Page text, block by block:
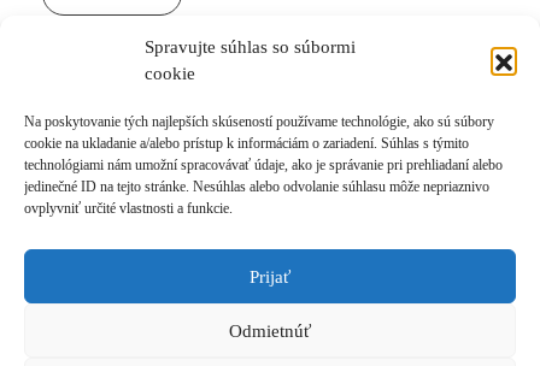
Spravujte súhlas so súbormi
cookie
Na poskytovanie tých najlepších skúseností používame technológie, ako sú súbory
cookie na ukladanie a/alebo prístup k informáciám o zariadení. Súhlas s týmito
technológiami nám umožní spracovávať údaje, ako je správanie pri prehliadaní alebo
jedinečné ID na tejto stránke. Nesúhlas alebo odvolanie súhlasu môže nepriaznivo
ovplyvniť určité vlastnosti a funkcie.
Prijať
Odmietnúť
1 3 ... 14 Last
© 2021 Akadémia Andyho Winsona, so sídlom Ľubochnianska 4, 831 04 Bratislava, IČO: